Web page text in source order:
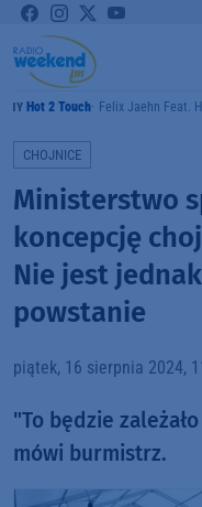
Hot 2 Touch Felix Jaehn Feat.
CHOJNICE
Ministerstwo
koncepcję
Nie jest
powstanie
piątek, 16 sierpnia 2024,
"To będzie
mówi burmistrz.